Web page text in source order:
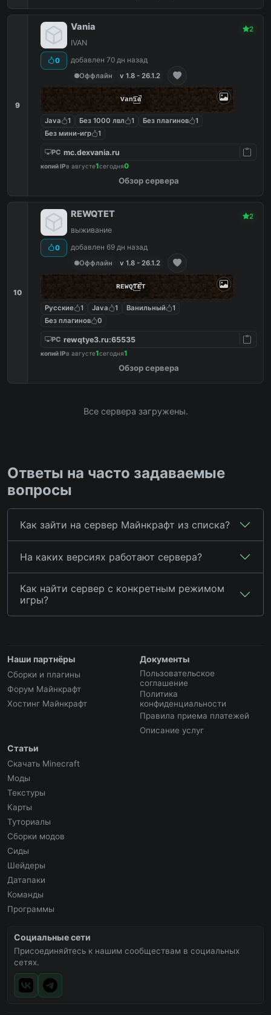
9
0
Vania 2
IVAN
добавлен 70 дн назад
Оффлайн
v 1.8 - 26.1.2
Vania
Java 1 Без 1000 лвл 1 Без плагинов
1
Без мини-игр
1
PC mc.dexvania.ru
копий IPв августе1сегодня0
Обзор сервера
10
0
REWQTET 2
выживание
добавлен 69 дн назад
Оффлайн
v 1.8 - 26.1.2
REWQTET
Русские 1 Java 1 Ванильный
1
Без плагинов
0
PC rewqtye3.ru:65535
копий IPв августе1сегодня1
Обзор сервера
Все сервера загружены.
Ответы на часто задаваемые
вопросы
Как зайти на сервер Майнкрафт из списка?
На каких версиях работают сервера?
Как найти сервер с конкретным режимом
игры?
Наши партнёры
Сборки и плагины
Форум Майнкрафт
Хостинг Майнкрафт
Документы
Пользовательское
соглашение
Политика
конфиденциальности
Правила приема платежей
Описание услуг
Статьи
Скачать Minecraft
Моды
Текстуры
Карты
Туториалы
Сборки модов
Сиды
Шейдеры
Датапаки
Команды
Программы
Социальные сети
Присоединяйтесь к нашим сообществам в социальных
сетях.